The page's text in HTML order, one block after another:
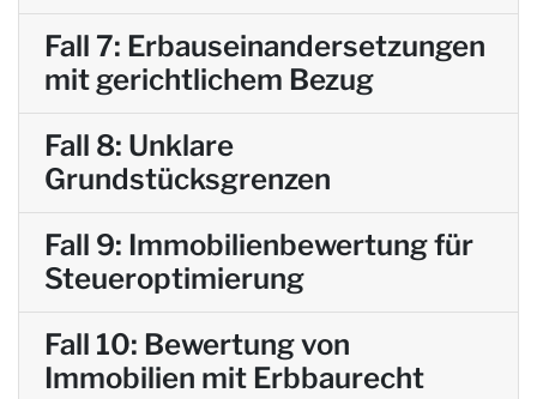
Fall 7: Erbauseinandersetzungen
mit gerichtlichem Bezug
Fall 8: Unklare
Grundstücksgrenzen
Fall 9: Immobilienbewertung für
Steueroptimierung
Fall 10: Bewertung von
Immobilien mit Erbbaurecht